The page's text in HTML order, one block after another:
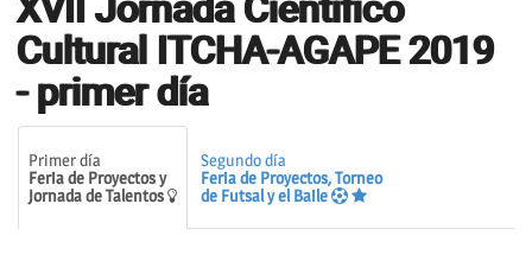
XVII Jornada Científico
Cultural ITCHA-AGAPE 2019
- primer día
Primer día
Feria de Proyectos y
Jornada de Talentos
Segundo día
Feria de Proyectos, Torneo
de Futsal y el Baile